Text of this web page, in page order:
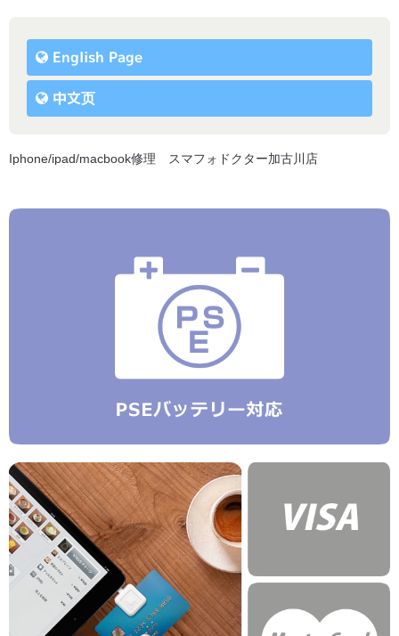
English Page
中文页
Iphone/ipad/macbook修理 スマフォドクター加古川店